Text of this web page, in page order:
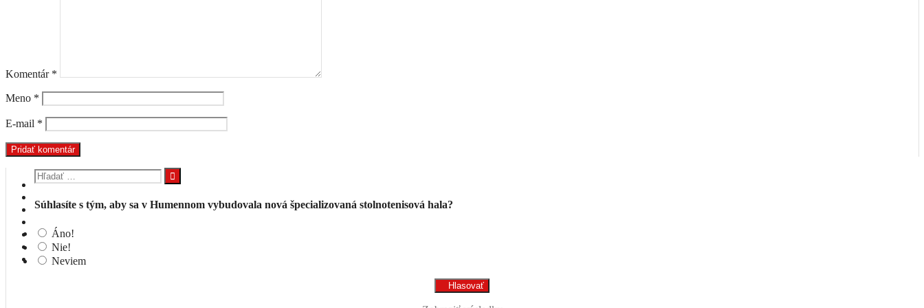
Komentár *
Meno *
E-mail *
Hľadať:
Súhlasíte s tým, aby sa v Humennom vybudovala nová špecializovaná stolnotenisová hala?
Áno!
Nie!
Neviem